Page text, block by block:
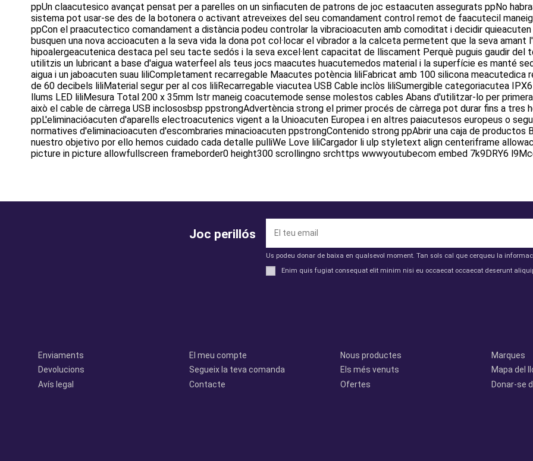
ppUn claacutesico avançat pensat per a parelles on un sinfiacuten de patrons de joc estaacuten assegurats ppNo
sistema pot usar-se des de la botonera o activant atreveixes del seu comandament control remot de faacutecil
ppCon el praacutectico comandament a distància podeu controlar la vibracioacuten amb comoditat i decidir
busquen una nova accioacuten a la seva vida la dona pot col·locar el vibrador a la calceta permetent que la seva
hipoalergeacutenica destaca pel seu tacte sedós i la seva excel·lent capacitat de lliscament Perquè puguis gaudir del
utilitzis un lubricant a base d'aigua waterfeel als teus jocs maacutes huacutemedos material i la superfície es manté
aigua i un jaboacuten suau liliCompletament recarregable Maacutes potència liliFabricat amb 100 silicona
de 60 decibels liliMaterial segur per al cos liliRecarregable viacutea USB Cable inclòs liliSumergible categoriacutea
llums LED liliMesura Total 200 x 35mm lstr maneig coacutemode sense molestos cables Abans d'utilitzar-lo per
això el cable de càrrega USB inclososbsp ppstrongAdvertència strong el primer procés de càrrega pot durar fins a tres
ppL'eliminacióacuten d'aparells electroacutenics vigent a la Unioacuten Europea i en altres paiacutesos europeus o
normatives d'eliminacioacuten d'escombraries minacioacuten ppstrongContenido strong ppAbrir una caja de productos
nuestro objetivo por ello hemos cuidado cada detalle pulliWe Love liliCargador li ulp styletext align centeriframe
picture in picture allowfullscreen frameborder0 height300 scrollingno srchttps wwwyoutubecom embed 7k9DRY6
Joc perillós
Us podeu donar de baixa en qualsevol moment. Tan sols cal que cerqueu la
Enim quis fugiat consequat elit minim nisi eu occaecat occaecat deserunt
Enviaments
Devolucions
Avís legal
El meu compte
Segueix la teva comanda
Contacte
Nous productes
Els més venuts
Ofertes
Marques
Mapa del
Donar-se